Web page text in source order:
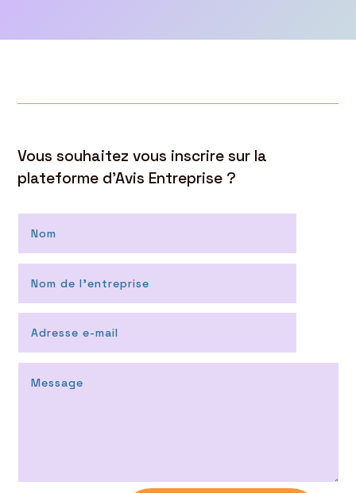
Vous souhaitez vous inscrire sur la
plateforme d’Avis Entreprise ?